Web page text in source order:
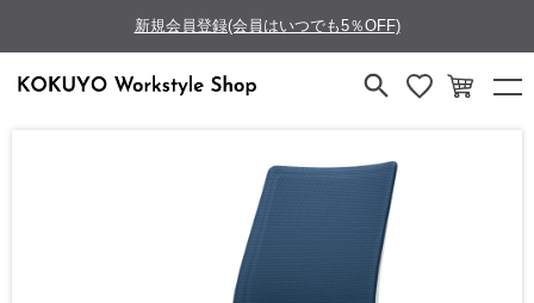
新規会員登録(会員はいつでも5％OFF)